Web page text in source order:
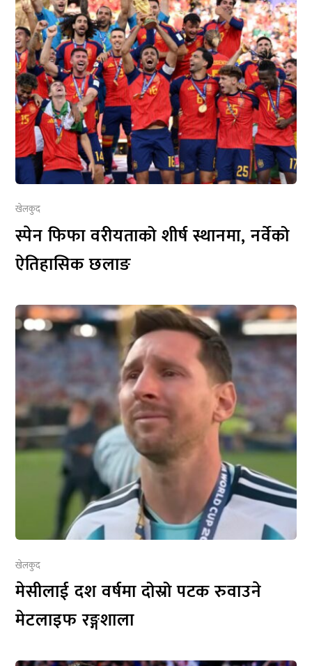
खेलकुद
स्पेन फिफा वरीयताको शीर्ष स्थानमा, नर्वेको
ऐतिहासिक छलाङ
खेलकुद
मेसीलाई दश वर्षमा दोस्रो पटक रुवाउने
मेटलाइफ रङ्गशाला